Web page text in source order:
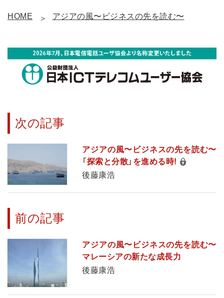
HOME アジアの風〜ビジネスの先を読む〜
次の記事
アジアの風〜ビジネスの先を読む〜
「探索と分散」を進める時!
後藤康浩
前の記事
アジアの風〜ビジネスの先を読む〜
マレーシアの新たな成長力
後藤康浩